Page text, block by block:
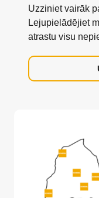
Uzziniet vairāk
Lejupielādējiet
atrastu visu